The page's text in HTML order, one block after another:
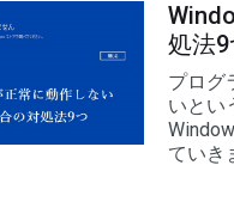
処法9
プログ
いとい
ていき